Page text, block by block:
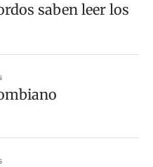
saben leer los